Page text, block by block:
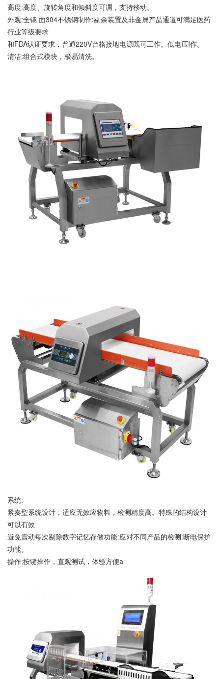
高度:高度、旋转角度和倾斜度可调，支持移动。
外观:全镜 面304不锈钢制作:剔余装置及非金属产品通道可满足医药
行业等级要求
和FDA认证要求，普通220V台格接地电源既可工作。低电压I作。
清洁:组合式模块，极易清洗。
系统:
紧奏型系统设计，适应无效应物料，检测精度高。特殊的结构设计
可以有效
避免震动每次剔除数字记忆存储功能:应对不同产品的检测:断电保护
功能。
操作:按键操作，直观测试，体验方便a